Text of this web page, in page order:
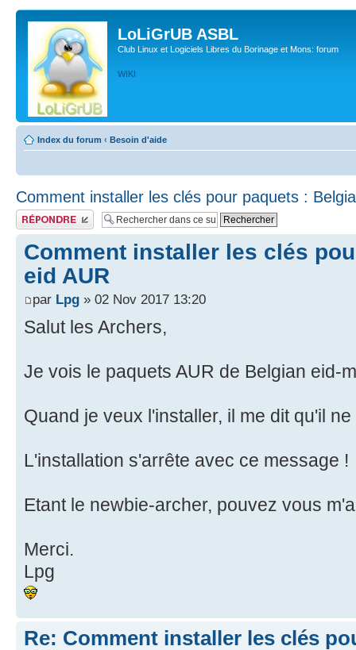
LoLiGrUB ASBL
Club Linux et Logiciels Libres du Borinage et Mons: forum
WIKI
Index du forum ‹ Besoin d'aide
Comment installer les clés pour paquets :
Publier une réponse
Comment installer les clés
eid AUR
par Lpg » 02 Nov 2017 13:20
Salut les Archers,
Je vois le paquets AUR de Belgian eid-
Quand je veux l'installer, il me dit qu'il
L'installation s'arrête avec ce message !
Etant le newbie-archer, pouvez vous
Merci.
Lpg
Re: Comment installer les clés